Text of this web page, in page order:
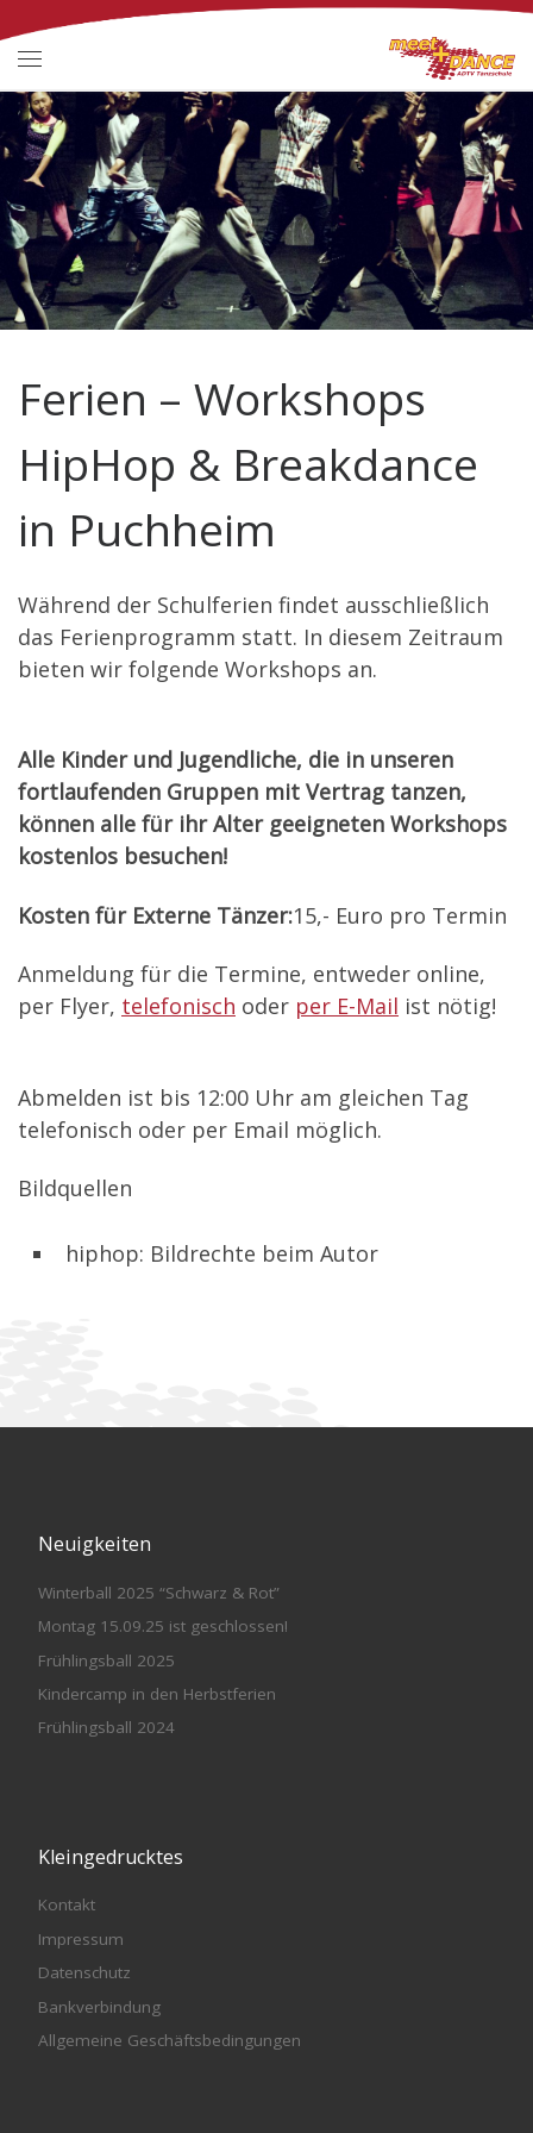
Zum Inhalt springen
Ferien – Workshops
HipHop & Breakdance
in Puchheim
Während der Schulferien findet ausschließlich
das Ferienprogramm statt. In diesem Zeitraum
bieten wir folgende Workshops an.
Alle Kinder und Jugendliche, die in unseren
fortlaufenden Gruppen mit Vertrag tanzen,
können alle für ihr Alter geeigneten Workshops
kostenlos besuchen!
Kosten für Externe Tänzer:15,- Euro pro Termin
Anmeldung für die Termine, entweder online,
per Flyer, telefonisch oder per E-Mail ist nötig!
Abmelden ist bis 12:00 Uhr am gleichen Tag
telefonisch oder per Email möglich.
Bildquellen
hiphop: Bildrechte beim Autor
Neuigkeiten
Winterball 2025 “Schwarz & Rot”
Montag 15.09.25 ist geschlossen!
Frühlingsball 2025
Kindercamp in den Herbstferien
Frühlingsball 2024
Kleingedrucktes
Kontakt
Impressum
Datenschutz
Bankverbindung
Allgemeine Geschäftsbedingungen